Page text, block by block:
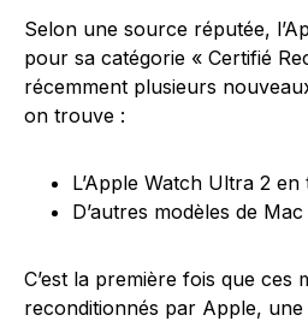
Selon une source réputée,
pour sa catégorie « Certifié
récemment plusieurs
on trouve :
L’Apple Watch Ultra 2
D’autres modèles de
C’est la première fois que ces
reconditionnés par Apple,